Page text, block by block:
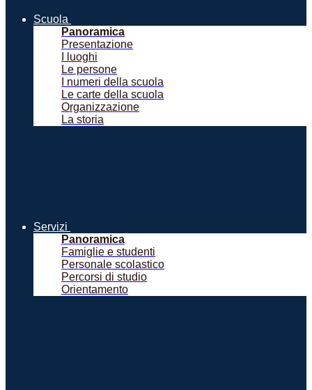
Scuola
Panoramica
Presentazione
I luoghi
Le persone
I numeri della scuola
Le carte della scuola
Organizzazione
La storia
Servizi
Panoramica
Famiglie e studenti
Personale scolastico
Percorsi di studio
Orientamento